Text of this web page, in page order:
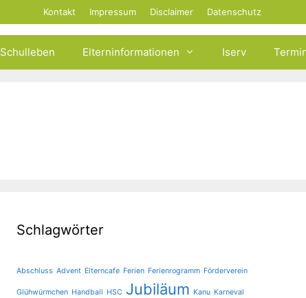
Kontakt Impressum Disclaimer Datenschutz
Schulleben Elterninformationen Iserv
Schlagwörter
Abschluss Advent Elterncafe Ferien Ferienrogramm Förderverein
Glühwürmchen Handball HSC Jubiläum Kanu Karneval